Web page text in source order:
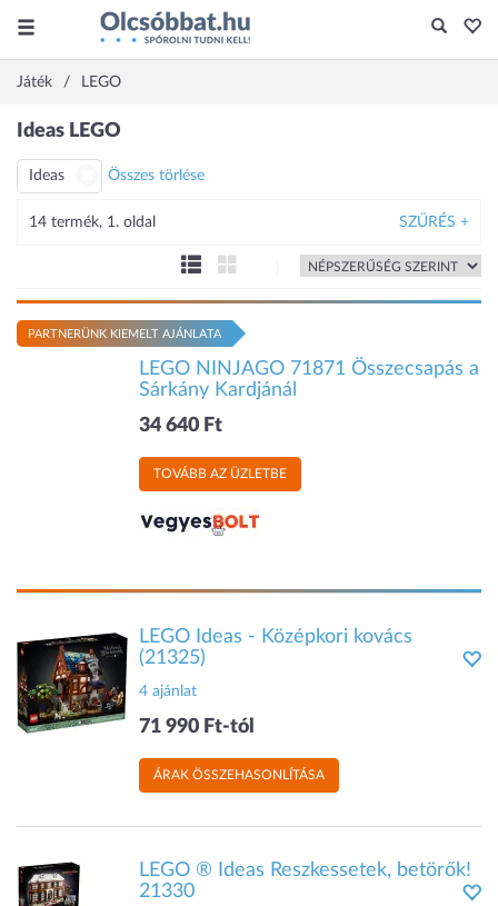
Játék LEGO
Ideas LEGO
Ideas Összes törlése
14 termék, 1. oldal SZŰRÉS +
PARTNERÜNK KIEMELT AJÁNLATA
LEGO NINJAGO 71871 Összecsapás a
Sárkány Kardjánál
34 640 Ft
TOVÁBB AZ ÜZLETBE
LEGO Ideas - Középkori kovács
(21325)
4 ajánlat
71 990 Ft-tól
ÁRAK ÖSSZEHASONLÍTÁSA
LEGO ® Ideas Reszkessetek, betörők!
21330